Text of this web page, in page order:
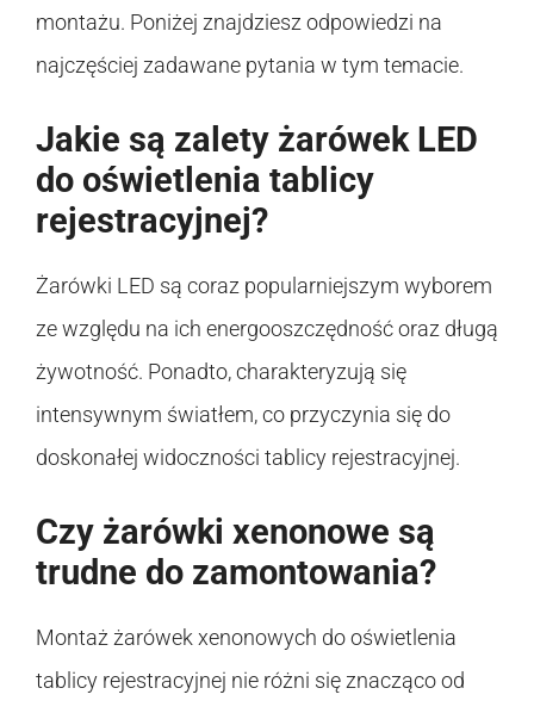
montażu. Poniżej znajdziesz odpowiedzi na
najczęściej zadawane pytania w tym temacie.
Jakie są zalety żarówek LED
do oświetlenia tablicy
rejestracyjnej?
Żarówki LED są coraz popularniejszym wyborem
ze względu na ich energooszczędność oraz długą
żywotność. Ponadto, charakteryzują się
intensywnym światłem, co przyczynia się do
doskonałej widoczności tablicy rejestracyjnej.
Czy żarówki xenonowe są
trudne do zamontowania?
Montaż żarówek xenonowych do oświetlenia
tablicy rejestracyjnej nie różni się znacząco od